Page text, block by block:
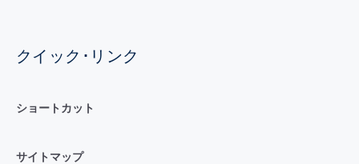
クイック･リンク
ショートカット
サイトマップ